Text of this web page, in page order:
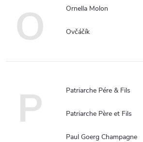
O Ornella Molon
Ovčáčík
P Patriarche Pére & Fils
Patriarche Père et Fils
Paul Goerg Champagne